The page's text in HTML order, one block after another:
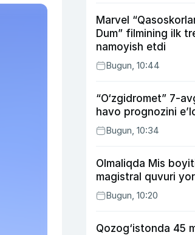
Marvel
Dum” filmining ilk
namoyish etdi
Bugun, 10:44
“O‘zgidromet” 7-
havo prognozini
Bugun, 10:34
Olmaliqda Mis
magistral quvuri
Bugun, 10:20
Qozog‘istonda 45